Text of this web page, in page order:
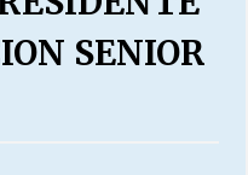
DC” SALUDA EL
SENIOR